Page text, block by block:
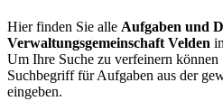
Hier finden Sie alle Aufgaben und
Verwaltungsgemeinschaft Velden
Um Ihre Suche zu verfeinern können
Suchbegriff für Aufgaben aus der
eingeben.